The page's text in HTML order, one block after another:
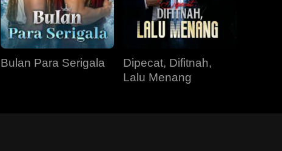
Bulan Para Serigala
Dipecat, Difitnah,
Lalu Menang